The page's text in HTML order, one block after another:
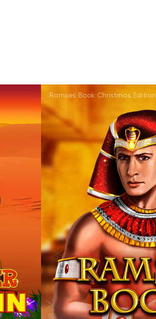
Ramses Book Christmas Edition